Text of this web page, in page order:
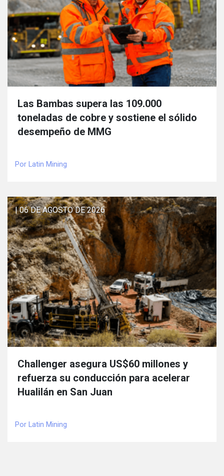
Las Bambas supera las 109.000
toneladas de cobre y sostiene el sólido
desempeño de MMG
Por Latin Mining
| 06 DE AGOSTO DE 2026
Challenger asegura US$60 millones y
refuerza su conducción para acelerar
Hualilán en San Juan
Por Latin Mining